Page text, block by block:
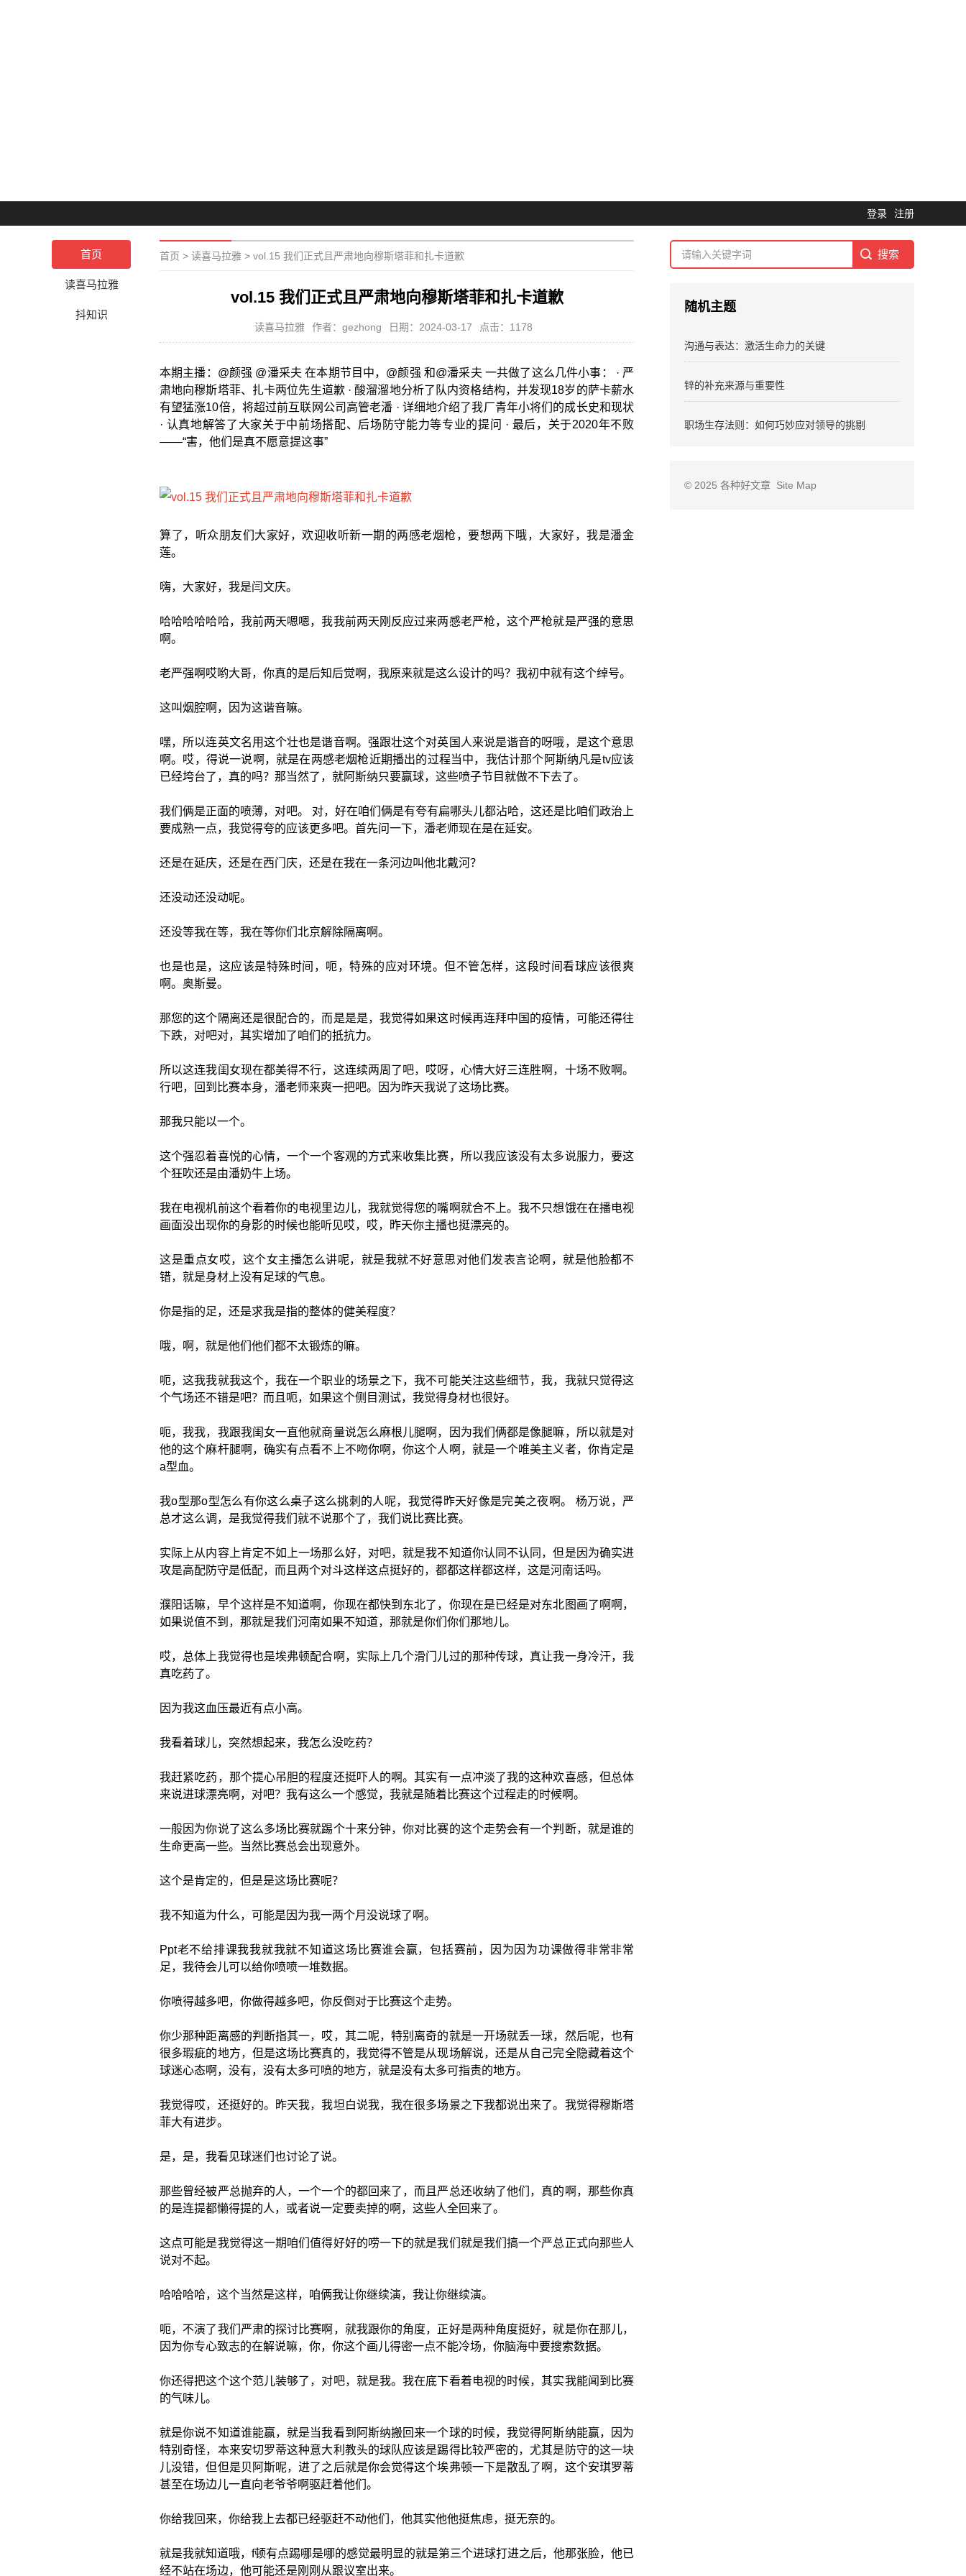
登录 注册
首页
读喜马拉雅
抖知识
首页 > 读喜马拉雅 > vol.15 我们正式且严肃地向穆斯塔菲和扎卡道歉
vol.15 我们正式且严肃地向穆斯塔菲和扎卡道歉
读喜马拉雅 作者：gezhong 日期：2024-03-17 点击：1178
本期主播：@颜强 @潘采夫 在本期节目中，@颜强 和@潘采夫 一共做了这么几件小事： · 严
肃地向穆斯塔菲、扎卡两位先生道歉 · 酸溜溜地分析了队内资格结构，并发现18岁的萨卡薪水
有望猛涨10倍，将超过前互联网公司高管老潘 · 详细地介绍了我厂青年小将们的成长史和现状
· 认真地解答了大家关于中前场搭配、后场防守能力等专业的提问 · 最后，关于2020年不败
——“害，他们是真不愿意提这事”
算了，听众朋友们大家好，欢迎收听新一期的两感老烟枪，要想两下哦，大家好，我是潘金
莲。
嗨，大家好，我是闫文庆。
哈哈哈哈哈哈，我前两天嗯嗯，我我前两天刚反应过来两感老严枪，这个严枪就是严强的意思
啊。
老严强啊哎哟大哥，你真的是后知后觉啊，我原来就是这么设计的吗？我初中就有这个绰号。
这叫烟腔啊，因为这谐音嘛。
嘿，所以连英文名用这个壮也是谐音啊。强跟壮这个对英国人来说是谐音的呀哦，是这个意思
啊。哎，得说一说啊，就是在两感老烟枪近期播出的过程当中，我估计那个阿斯纳凡是tv应该
已经垮台了，真的吗？那当然了，就阿斯纳只要赢球，这些喷子节目就做不下去了。
我们俩是正面的喷薄，对吧。 对，好在咱们俩是有夸有扁哪头儿都沾哈，这还是比咱们政治上
要成熟一点，我觉得夸的应该更多吧。首先问一下，潘老师现在是在延安。
还是在延庆，还是在西门庆，还是在我在一条河边叫他北戴河？
还没动还没动呢。
还没等我在等，我在等你们北京解除隔离啊。
也是也是，这应该是特殊时间，呃，特殊的应对环境。但不管怎样，这段时间看球应该很爽
啊。奥斯曼。
那您的这个隔离还是很配合的，而是是是，我觉得如果这时候再连拜中国的疫情，可能还得往
下跌，对吧对，其实增加了咱们的抵抗力。
所以这连我闺女现在都美得不行，这连续两周了吧，哎呀，心情大好三连胜啊，十场不败啊。
行吧，回到比赛本身，潘老师来爽一把吧。因为昨天我说了这场比赛。
那我只能以一个。
这个强忍着喜悦的心情，一个一个客观的方式来收集比赛，所以我应该没有太多说服力，要这
个狂吹还是由潘奶牛上场。
我在电视机前这个看着你的电视里边儿，我就觉得您的嘴啊就合不上。我不只想饿在在播电视
画面没出现你的身影的时候也能听见哎，哎，昨天你主播也挺漂亮的。
这是重点女哎，这个女主播怎么讲呢，就是我就不好意思对他们发表言论啊，就是他脸都不
错，就是身材上没有足球的气息。
你是指的足，还是求我是指的整体的健美程度？
哦，啊，就是他们他们都不太锻炼的嘛。
呃，这我我就我这个，我在一个职业的场景之下，我不可能关注这些细节，我，我就只觉得这
个气场还不错是吧？而且呃，如果这个侧目测试，我觉得身材也很好。
呃，我我，我跟我闺女一直他就商量说怎么麻根儿腿啊，因为我们俩都是像腿嘛，所以就是对
他的这个麻杆腿啊，确实有点看不上不吻你啊，你这个人啊，就是一个唯美主义者，你肯定是
a型血。
我o型那o型怎么有你这么桌子这么挑刺的人呢，我觉得昨天好像是完美之夜啊。 杨万说，严
总才这么调，是我觉得我们就不说那个了，我们说比赛比赛。
实际上从内容上肯定不如上一场那么好，对吧，就是我不知道你认同不认同，但是因为确实进
攻是高配防守是低配，而且两个对斗这样这点挺好的，都都这样都这样，这是河南话吗。
濮阳话嘛，早个这样是不知道啊，你现在都快到东北了，你现在是已经是对东北图画了啊啊，
如果说值不到，那就是我们河南如果不知道，那就是你们你们那地儿。
哎，总体上我觉得也是埃弗顿配合啊，实际上几个滑门儿过的那种传球，真让我一身冷汗，我
真吃药了。
因为我这血压最近有点小高。
我看着球儿，突然想起来，我怎么没吃药？
我赶紧吃药，那个提心吊胆的程度还挺吓人的啊。其实有一点冲淡了我的这种欢喜感，但总体
来说进球漂亮啊，对吧？我有这么一个感觉，我就是随着比赛这个过程走的时候啊。
一般因为你说了这么多场比赛就踢个十来分钟，你对比赛的这个走势会有一个判断，就是谁的
生命更高一些。当然比赛总会出现意外。
这个是肯定的，但是是这场比赛呢？
我不知道为什么，可能是因为我一两个月没说球了啊。
Ppt老不给排课我我就我就不知道这场比赛谁会赢，包括赛前，因为因为功课做得非常非常
足，我待会儿可以给你喷喷一堆数据。
你喷得越多吧，你做得越多吧，你反倒对于比赛这个走势。
你少那种距离感的判断指其一，哎，其二呢，特别离奇的就是一开场就丢一球，然后呢，也有
很多瑕疵的地方，但是这场比赛真的，我觉得不管是从现场解说，还是从自己完全隐藏着这个
球迷心态啊，没有，没有太多可喷的地方，就是没有太多可指责的地方。
我觉得哎，还挺好的。昨天我，我坦白说我，我在很多场景之下我都说出来了。我觉得穆斯塔
菲大有进步。
是，是，我看见球迷们也讨论了说。
那些曾经被严总抛弃的人，一个一个的都回来了，而且严总还收纳了他们，真的啊，那些你真
的是连提都懒得提的人，或者说一定要卖掉的啊，这些人全回来了。
这点可能是我觉得这一期咱们值得好好的唠一下的就是我们就是我们搞一个严总正式向那些人
说对不起。
哈哈哈哈，这个当然是这样，咱俩我让你继续演，我让你继续演。
呃，不演了我们严肃的探讨比赛啊，就我跟你的角度，正好是两种角度挺好，就是你在那儿，
因为你专心致志的在解说嘛，你，你这个画儿得密一点不能冷场，你脑海中要搜索数据。
你还得把这个这个范儿装够了，对吧，就是我。我在底下看着电视的时候，其实我能闻到比赛
的气味儿。
就是你说不知道谁能赢，就是当我看到阿斯纳搬回来一个球的时候，我觉得阿斯纳能赢，因为
特别奇怪，本来安切罗蒂这种意大利教头的球队应该是踢得比较严密的，尤其是防守的这一块
儿没错，但但是贝阿斯呢，进了之后就是你会觉得这个埃弗顿一下是散乱了啊，这个安琪罗蒂
甚至在场边儿一直向老爷爷啊驱赶着他们。
你给我回来，你给我上去都已经驱赶不动他们，他其实他他挺焦虑，挺无奈的。
就是我就知道哦，f顿有点踢哪是哪的感觉最明显的就是第三个进球打进之后，他那张脸，他已
经不站在场边，他可能还是刚刚从跟议室出来。
随机主题
沟通与表达：激活生命力的关键
锌的补充来源与重要性
职场生存法则：如何巧妙应对领导的挑剔
© 2025 各种好文章 Site Map